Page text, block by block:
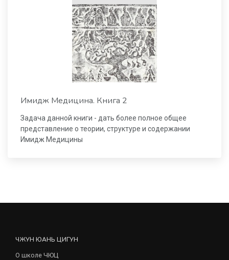
Имидж Медицина. Книга 2
Задача данной книги - дать более полное общее
представление о теории, структуре и содержании
Имидж Медицины
ЧЖУН ЮАНЬ ЦИГУН
О школе ЧЮЦ